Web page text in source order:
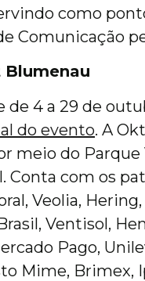
como
Comunicação
de 4 a 29 de
do evento. A
meio do
Conta com os
Veolia,
Ventisol,
Pago,
Mime, Brimex,